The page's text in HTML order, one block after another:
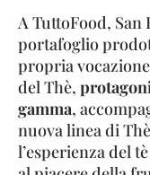
A TuttoFood,
portafoglio
propria
del Thè,
gamma,
nuova linea di
l’esperienza del